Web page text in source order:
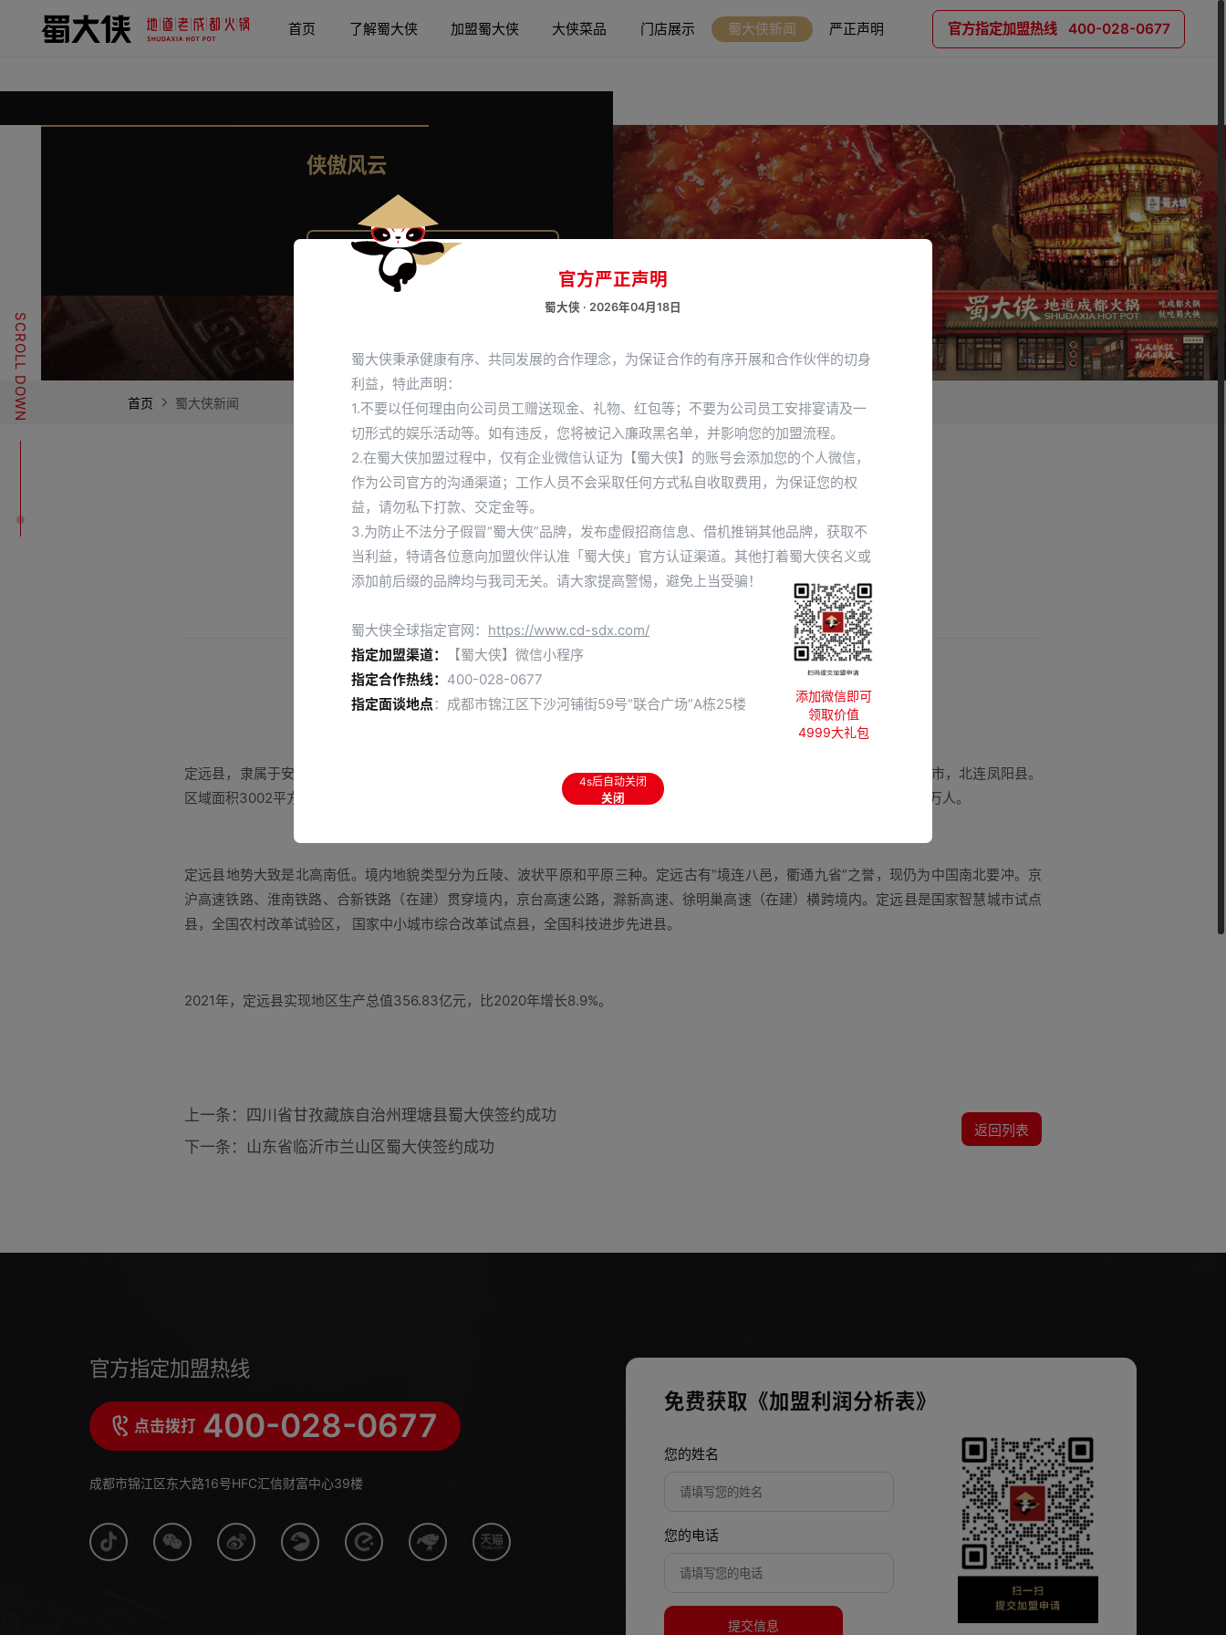
SCROLL DOWN
首页 了解蜀大侠 加盟蜀大侠 大侠菜品 门店展示 蜀大侠新闻 严正声明 官方指定加盟热线 400-028-0677
侠傲风云
官方指定加盟热线 400-028-0677
首页 蜀大侠新闻
安徽省滁州市定远县蜀大侠签约成功
发布时间：2023-03-03
安徽省滁州市定远县刘总与蜀大侠续约成功！
定远县，隶属于安徽省滁州市，位于江淮分水岭北侧、滁州市西北部，东与滁州市南谯区、明光市接壤，西接长丰县、淮南市，北连凤阳县。
区域面积3002平方千米，下辖22个乡镇，1个省级开发区和1个国家级农业示范园。截至2020年末，定远县常住人口为67.13万人。
定远县地势大致是北高南低。境内地貌类型分为丘陵、波状平原和平原三种。定远古有“境连八邑，衢通九省”之誉，现仍为中国南北要冲。京
沪高速铁路、淮南铁路、合新铁路（在建）贯穿境内，京台高速公路，滁新高速、徐明巢高速（在建）横跨境内。定远县是国家智慧城市试点
县，全国农村改革试验区， 国家中小城市综合改革试点县，全国科技进步先进县。
2021年，定远县实现地区生产总值356.83亿元，比2020年增长8.9%。
上一条：四川省甘孜藏族自治州理塘县蜀大侠签约成功
下一条：山东省临沂市兰山区蜀大侠签约成功
返回列表
官方指定加盟热线
点击拨打 400-028-0677
成都市锦江区东大路16号HFC汇信财富中心39楼
免费获取《加盟利润分析表》
您的姓名
您的电话
提交信息
官方严正声明
蜀大侠 · 2026年04月18日
蜀大侠秉承健康有序、共同发展的合作理念，为保证合作的有序开展和合作伙伴的切身
利益，特此声明：
1.不要以任何理由向公司员工赠送现金、礼物、红包等；不要为公司员工安排宴请及一
切形式的娱乐活动等。如有违反，您将被记入廉政黑名单，并影响您的加盟流程。
2.在蜀大侠加盟过程中，仅有企业微信认证为【蜀大侠】的账号会添加您的个人微信，
作为公司官方的沟通渠道；工作人员不会采取任何方式私自收取费用，为保证您的权
益，请勿私下打款、交定金等。
3.为防止不法分子假冒“蜀大侠”品牌，发布虚假招商信息、借机推销其他品牌，获取不
当利益，特请各位意向加盟伙伴认准「蜀大侠」官方认证渠道。其他打着蜀大侠名义或
添加前后缀的品牌均与我司无关。请大家提高警惕，避免上当受骗！
蜀大侠全球指定官网： https://www.cd-sdx.com/
指定加盟渠道：
【蜀大侠】微信小程序
指定合作热线： 400-028-0677
指定面谈地点：成都市锦江区下沙河铺街59号“联合广场”A栋25楼
添加微信即可
领取价值
4999大礼包
4s后自动关闭
关闭